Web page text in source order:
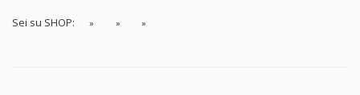
Sei su SHOP: